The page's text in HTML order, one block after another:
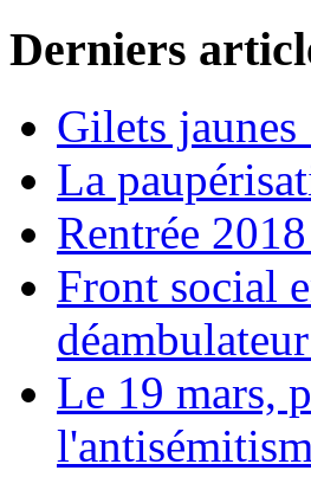
Derniers
Gilets
La
Rentrée
Front social
Le 19 mars,